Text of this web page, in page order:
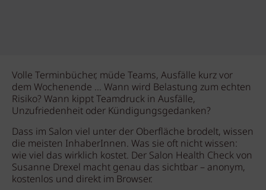
Volle Terminbücher, müde Teams, Ausfälle kurz vor
dem Wochenende ... Wann wird Belastung zum echten
Risiko? Wann kippt Teamdruck in Ausfälle,
Unzufriedenheit oder Kündigungsgedanken?
Dass im Salon viel unter der Oberfläche brodelt, wissen
die meisten InhaberInnen. Was sie oft nicht wissen:
wie viel das wirklich kostet. Der Salon Health Check von
Susanne Drexel macht genau das sichtbar – anonym,
kostenlos und direkt im Browser.